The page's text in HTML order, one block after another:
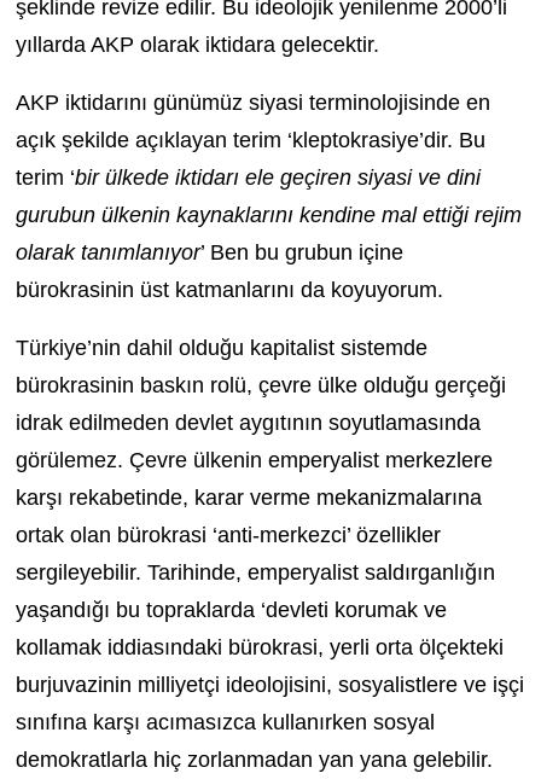
şeklinde revize edilir. Bu ideolojik yenilenme 2000’li
yıllarda AKP olarak iktidara gelecektir.
AKP iktidarını günümüz siyasi terminolojisinde en
açık şekilde açıklayan terim ‘kleptokrasiye’dir. Bu
terim ‘bir ülkede iktidarı ele geçiren siyasi ve dini
gurubun ülkenin kaynaklarını kendine mal ettiği rejim
olarak tanımlanıyor’ Ben bu grubun içine
bürokrasinin üst katmanlarını da koyuyorum.
Türkiye’nin dahil olduğu kapitalist sistemde
bürokrasinin baskın rolü, çevre ülke olduğu gerçeği
idrak edilmeden devlet aygıtının soyutlamasında
görülemez. Çevre ülkenin emperyalist merkezlere
karşı rekabetinde, karar verme mekanizmalarına
ortak olan bürokrasi ‘anti-merkezci’ özellikler
sergileyebilir. Tarihinde, emperyalist saldırganlığın
yaşandığı bu topraklarda ‘devleti korumak ve
kollamak iddiasındaki bürokrasi, yerli orta ölçekteki
burjuvazinin milliyetçi ideolojisini, sosyalistlere ve işçi
sınıfına karşı acımasızca kullanırken sosyal
demokratlarla hiç zorlanmadan yan yana gelebilir.